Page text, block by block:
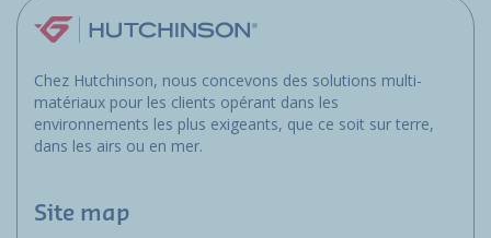
Chez Hutchinson, nous concevons des solutions multi-
matériaux pour les clients opérant dans les
environnements les plus exigeants, que ce soit sur terre,
dans les airs ou en mer.
Site map